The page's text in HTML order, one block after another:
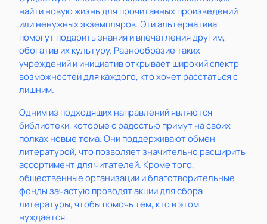
найти новую жизнь для прочитанных произведений
или ненужных экземпляров. Эти альтернатива
помогут подарить знания и впечатления другим,
обогатив их культуру. Разнообразие таких
учреждений и инициатив открывает широкий спектр
возможностей для каждого, кто хочет расстаться с
лишним.
Одним из подходящих направлений являются
библиотеки, которые с радостью примут на своих
полках новые тома. Они поддерживают обмен
литературой, что позволяет значительно расширить
ассортимент для читателей. Кроме того,
общественные организации и благотворительные
фонды зачастую проводят акции для сбора
литературы, чтобы помочь тем, кто в этом
нуждается.